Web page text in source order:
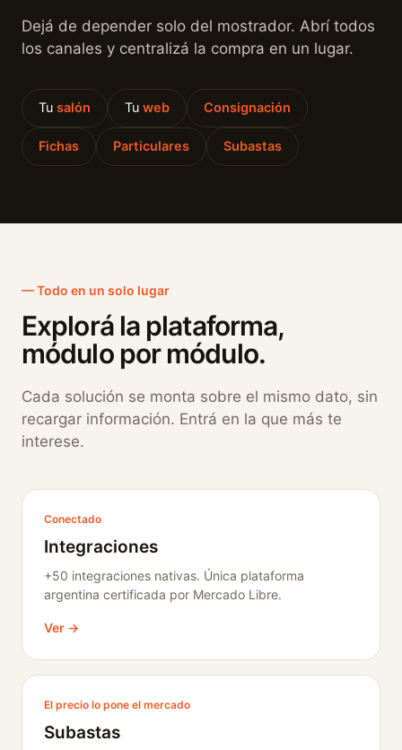
Dejá de depender solo del mostrador. Abrí todos
los canales y centralizá la compra en un lugar.
Tu salón Tu web Consignación
Fichas Particulares Subastas
— Todo en un solo lugar
Explorá la plataforma,
módulo por módulo.
Cada solución se monta sobre el mismo dato, sin
recargar información. Entrá en la que más te
interese.
Conectado
Integraciones
+50 integraciones nativas. Única plataforma
argentina certificada por Mercado Libre.
Ver →
El precio lo pone el mercado
Subastas